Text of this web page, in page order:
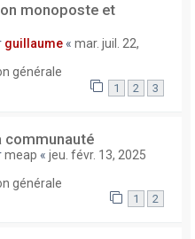
monoposte et
guillaume « mar. juil. 22,
générale
1 2 3
communauté
meap « jeu. févr. 13, 2025
générale
1 2